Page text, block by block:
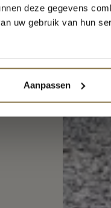
deze gegevens
uw gebruik van hun
Aanpassen